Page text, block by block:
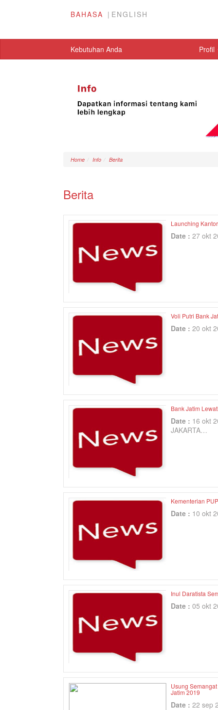
BAHASA ENGLISH
Kebutuhan Anda Profil
Home Info Berita
Berita
Launching
Date : 27 okt
Voli Putri Bank
Date : 20 okt
Bank Jatim
Date : 16 okt
JAKARTA…
Kementerian
Date : 10 okt
Inul Daratista
Date : 05 okt
Usung
Jatim 2019
Date : 22 sep